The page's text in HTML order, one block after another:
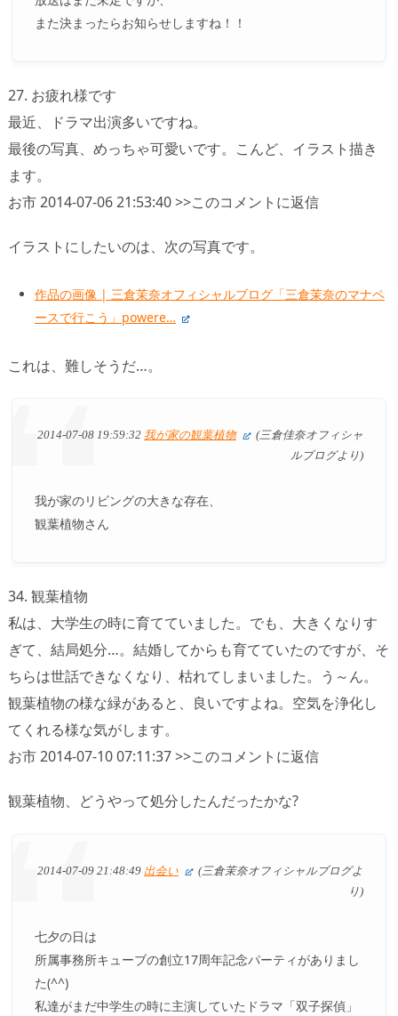
また決まったらお知らせしますね！！
27. お疲れ様です
最近、ドラマ出演多いですね。
最後の写真、めっちゃ可愛いです。こんど、イラスト描き
ます。
お市 2014-07-06 21:53:40 >>このコメントに返信
イラストにしたいのは、次の写真です。
作品の画像 | 三倉茉奈オフィシャルブログ「三倉茉奈のマナペ
ースで行こう」powere…
これは、難しそうだ…。
2014-07-08 19:59:32 我が家の観葉植物
(三倉佳奈オフィシャ
ルブログより)
我が家のリビングの大きな存在、
観葉植物さん
34. 観葉植物
私は、大学生の時に育てていました。でも、大きくなりす
ぎて、結局処分…。結婚してからも育てていたのですが、そ
ちらは世話できなくなり、枯れてしまいました。う～ん。
観葉植物の様な緑があると、良いですよね。空気を浄化し
てくれる様な気がします。
お市 2014-07-10 07:11:37 >>このコメントに返信
観葉植物、どうやって処分したんだったかな?
2014-07-09 21:48:49 出会い
(三倉茉奈オフィシャルブログよ
り)
七夕の日は
所属事務所キューブの創立17周年記念パーティがありまし
た(^^)
私達がまだ中学生の時に主演していたドラマ「双子探偵」